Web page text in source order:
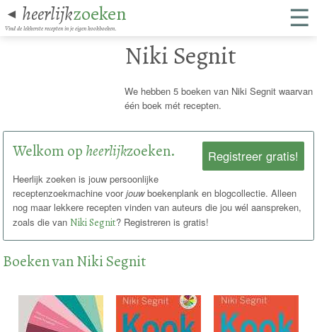
◄ heerlijkzoeken
Vind de lekkerste recepten in je eigen kookboeken. ☰
Niki Segnit
We hebben 5 boeken van Niki Segnit waarvan
één boek mét recepten.
Registreer gratis!
Welkom op heerlijkzoeken.
Heerlijk zoeken is jouw persoonlijke
receptenzoekmachine voorjouwboekenplank en blogcollectie. Alleen
nog maar lekkere recepten vinden van auteurs die jou wél aanspreken,
zoals die vanNiki Segnit? Registreren is gratis!
Boeken van Niki Segnit